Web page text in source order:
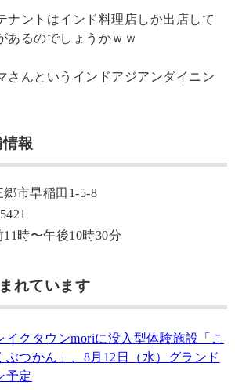
ナントはインド料理店しか出店して
あるのでしょうかｗｗ
さんというインドアジアンダイニン
報
市早稲田1-5-8
時〜午後10時30分
れています
イクタウンmoriに没入型体験施設「こ
ぶつかん」、8月12日（水）グランド
予定